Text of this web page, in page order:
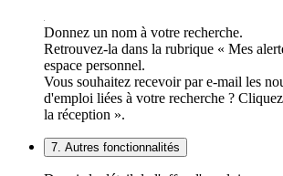
Donnez un nom à votre recherche.
Retrouvez-la dans la rubrique « Mes
espace personnel.
Vous souhaitez recevoir par e-mail les
d'emploi liées à votre recherche ?
la réception ».
7. Autres fonctionnalités